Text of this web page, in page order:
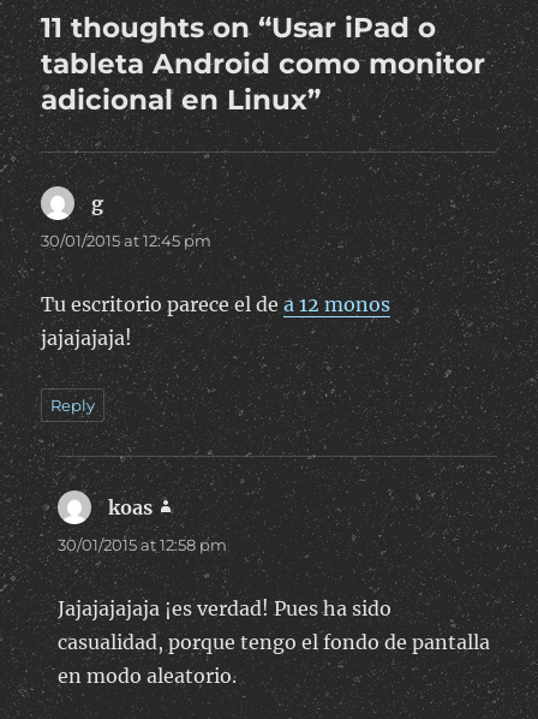
11 thoughts on “Usar iPad o
tableta Android como monitor
adicional en Linux”
g says:
30/01/2015 at 12:45 pm
Tu escritorio parece el dea 12 monos
jajajajaja!
Reply
koas says:
30/01/2015 at 12:58 pm
Jajajajajaja ¡es verdad! Pues ha sido
casualidad, porque tengo el fondo de pantalla
en modo aleatorio.